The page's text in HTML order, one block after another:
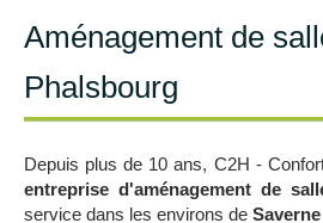
Aménagement de
Phalsbourg
Depuis plus de 10 ans, C2H -
entreprise d'aménagement de
service dans les environs de